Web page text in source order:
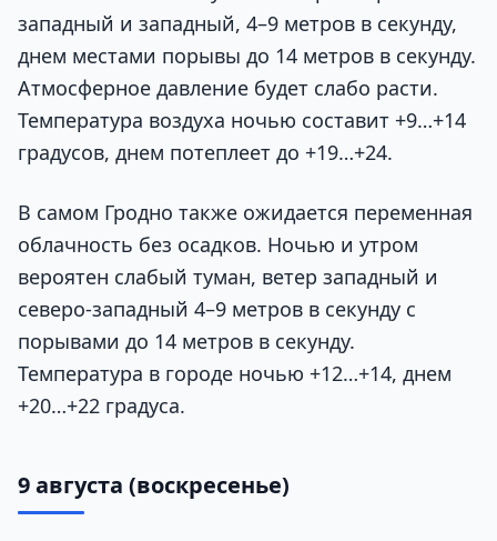
западный и западный, 4–9 метров в секунду,
днем местами порывы до 14 метров в секунду.
Атмосферное давление будет слабо расти.
Температура воздуха ночью составит +9…+14
градусов, днем потеплеет до +19…+24.
В самом Гродно также ожидается переменная
облачность без осадков. Ночью и утром
вероятен слабый туман, ветер западный и
северо-западный 4–9 метров в секунду с
порывами до 14 метров в секунду.
Температура в городе ночью +12…+14, днем
+20…+22 градуса.
9 августа (воскресенье)